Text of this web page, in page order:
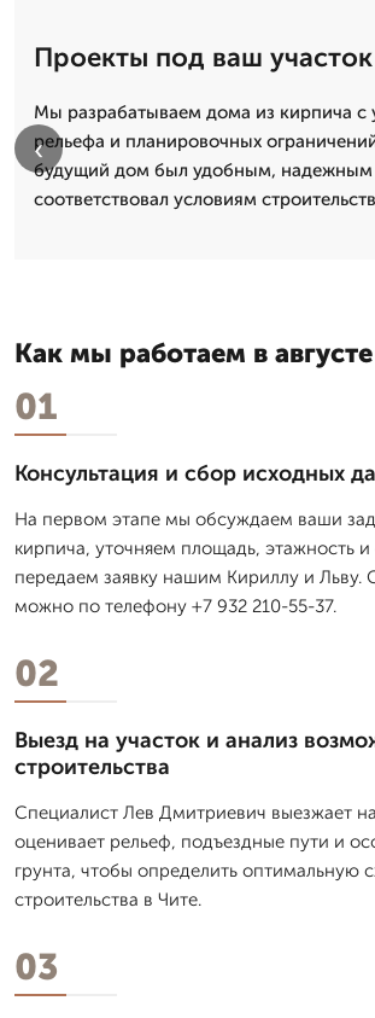
Проекты под ваш участок
Мы разрабатываем дома из кирпича с
рельефа и планировочных
будущий дом был удобным, надежным
соответствовал условиям
‹
Как мы работаем в
01
Консультация и сбор исходных
На первом этапе мы обсуждаем ваши
кирпича, уточняем площадь, этажность и
передаем заявку нашим Кириллу и Льву.
можно по телефону +7 932 210-55-37.
02
Выезд на участок и анализ
строительства
Специалист Лев Дмитpиевич выезжает
оценивает рельеф, подъездные пути и
грунта, чтобы определить оптимальную
строительства в Чите.
03